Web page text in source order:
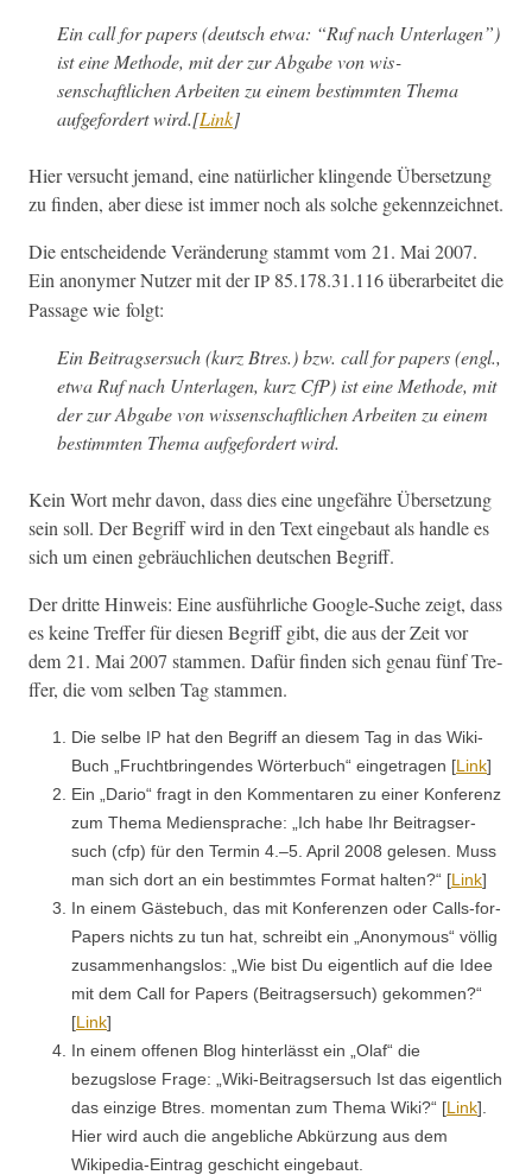
Ein call for papers (deutsch etwa: “Ruf nach Unter­la­gen”)
ist eine Meth­ode, mit der zur Abgabe von wis­
senschaftlichen Arbeit­en zu einem bes­timmten The­ma
aufge­fordert wird.[Link]
Hier ver­sucht jemand, eine natür­lich­er klin­gende Über­set­zung
zu find­en, aber diese ist immer noch als solche gekennzeichnet.
Die entschei­dende Verän­derung stammt vom 21. Mai 2007.
Ein anonymer Nutzer mit derIP 85.178.31.116 über­ar­beit­et die
Pas­sage wie folgt:
Ein Beitragser­such (kurz Btres.) bzw. call for papers (engl.,
etwa Ruf nach Unter­la­gen, kurz CfP) ist eine Meth­ode, mit
der zur Abgabe von wis­senschaftlichen Arbeit­en zu einem
bes­timmten The­ma aufge­fordert wird.
Kein Wort mehr davon, dass dies eine unge­fähre Über­set­zung
sein soll. Der Begriff wird in den Text einge­baut als han­dle es
sich um einen gebräuch­lichen deutschen Begriff.
Der dritte Hin­weis: Eine aus­führliche Google-Suche zeigt, dass
es keine Tre­f­fer für diesen Begriff gibt, die aus der Zeit vor
dem 21. Mai 2007 stam­men. Dafür find­en sich genau fünf Tre­
f­fer, die vom sel­ben Tag stammen.
Die selbe IP hat den Begriff an diesem Tag in das Wiki-
Buch „Frucht­brin­gen­des Wörter­buch“ einge­tra­gen [Link]
Ein „Dario“ fragt in den Kom­mentaren zu ein­er Kon­ferenz
zum The­ma Medi­en­sprache: „Ich habe Ihr Beitragser­
such (cfp) für den Ter­min 4.–5. April 2008 gele­sen. Muss
man sich dort an ein bes­timmtes For­mat hal­ten?“ [Link]
In einem Gäste­buch, das mit Kon­feren­zen oder Calls-for-
Papers nichts zu tun hat, schreibt ein „Anony­mous“ völ­lig
zusam­men­hangs­los: „Wie bist Du eigentlich auf die Idee
mit dem Call for Papers (Beitragser­such) gekom­men?“
[Link]
In einem offe­nen Blog hin­ter­lässt ein „Olaf“ die
bezugslose Frage: „Wiki-Beitragser­such Ist das eigentlich
das einzige Btres. momen­tan zum The­ma Wiki?“ [Link].
Hier wird auch die ange­bliche Abkürzung aus dem
Wikipedia-Ein­trag geschicht eingebaut.